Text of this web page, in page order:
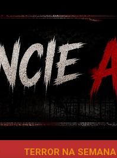
TERROR NA SEMANA